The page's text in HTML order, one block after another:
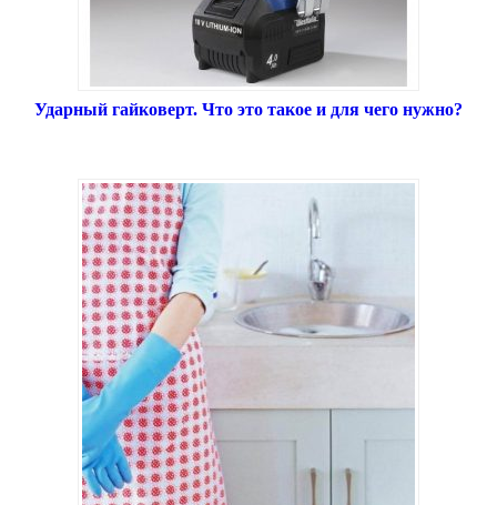
Ударный гайковерт. Что это такое и для чего нужно?